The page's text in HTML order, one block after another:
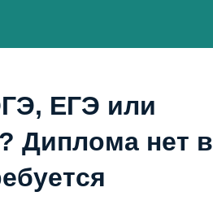
ЕГЭ или
Диплома нет в